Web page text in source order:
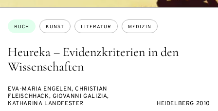
Heureka – Evidenzkriterien in den
Wissenschaften
Themen:
BUCH KUNST LITERATUR MEDIZIN
EVA-MARIA ENGELEN, CHRISTIAN
FLEISCHHACK, GIOVANNI GALIZIA,
KATHARINA LANDFESTER
HEIDELBERG 2010